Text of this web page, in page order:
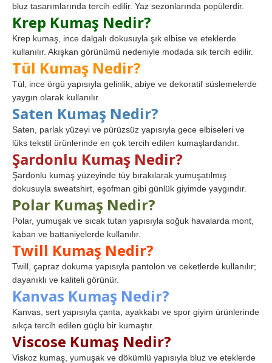
bluz tasarımlarında tercih edilir. Yaz sezonlarında popülerdir.
Krep Kumaş Nedir?
Krep kumaş, ince dalgalı dokusuyla şık elbise ve eteklerde
kullanılır. Akışkan görünümü nedeniyle modada sık tercih edilir.
Tül Kumaş Nedir?
Tül, ince örgü yapısıyla gelinlik, abiye ve dekoratif süslemelerde
yaygın olarak kullanılır.
Saten Kumaş Nedir?
Saten, parlak yüzeyi ve pürüzsüz yapısıyla gece elbiseleri ve
lüks tekstil ürünlerinde en çok tercih edilen kumaşlardandır.
Şardonlu Kumaş Nedir?
Şardonlu kumaş yüzeyinde tüy bırakılarak yumuşatılmış
dokusuyla sweatshirt, eşofman gibi günlük giyimde yaygındır.
Polar Kumaş Nedir?
Polar, yumuşak ve sıcak tutan yapısıyla soğuk havalarda mont,
kaban ve battaniyelerde kullanılır.
Twill Kumaş Nedir?
Twill, çapraz dokuma yapısıyla pantolon ve ceketlerde kullanılır;
dayanıklı ve kaliteli görünür.
Kanvas Kumaş Nedir?
Kanvas, sert yapısıyla çanta, ayakkabı ve spor giyim ürünlerinde
sıkça tercih edilen güçlü bir kumaştır.
Viscose Kumaş Nedir?
Viskoz kumaş, yumuşak ve dökümlü yapısıyla bluz ve eteklerde